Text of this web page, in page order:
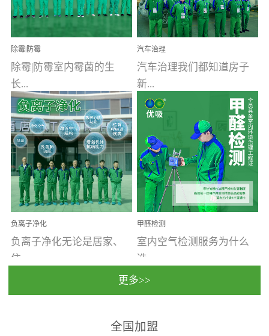
调，但也带来了以甲醛为
首的室内...
99.99%。相对于传统消毒
液来说，无...
除霉|防霉
除霉|防霉室内霉菌的生
长...
受温度、湿度、基质养
分、通风四个条件影响，
温暖潮湿、营养物质多、
通风缓慢的空间最易滋生
大量霉菌的...
汽车治理
汽车治理我们都知道房子
新...
装修完会有甲醛，其实汽
车的甲醛超标问题更为严
重。汽车的空间范围小，
配件、皮具、装饰多，这
些都是汽...
负离子净化
负离子净化无论是居家、
住...
动，人类长时间停留的室
甲醛检测
室内空气检测服务为什么
选...
行国家规定的标准检测方
更多>>
全国加盟